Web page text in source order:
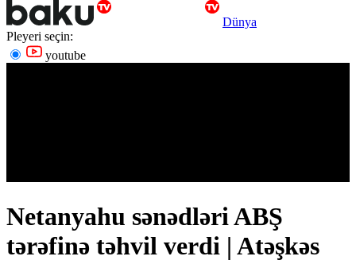
Dünya
Pleyeri seçin:
youtube
Netanyahu sənədləri ABŞ
tərəfinə təhvil verdi | Atəşkəs